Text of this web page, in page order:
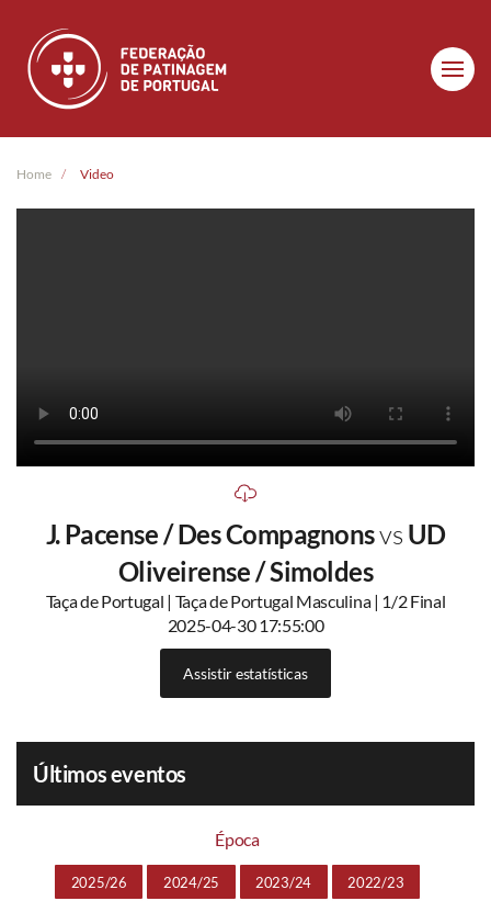
Skip to main content
Home Video
J. Pacense / Des Compagnonsvs UD
Oliveirense / Simoldes
Taça de Portugal | Taça de Portugal Masculina | 1/2 Final
2025-04-30 17:55:00
Assistir estatísticas
Últimos eventos
Época
2025/26 2024/25 2023/24 2022/23